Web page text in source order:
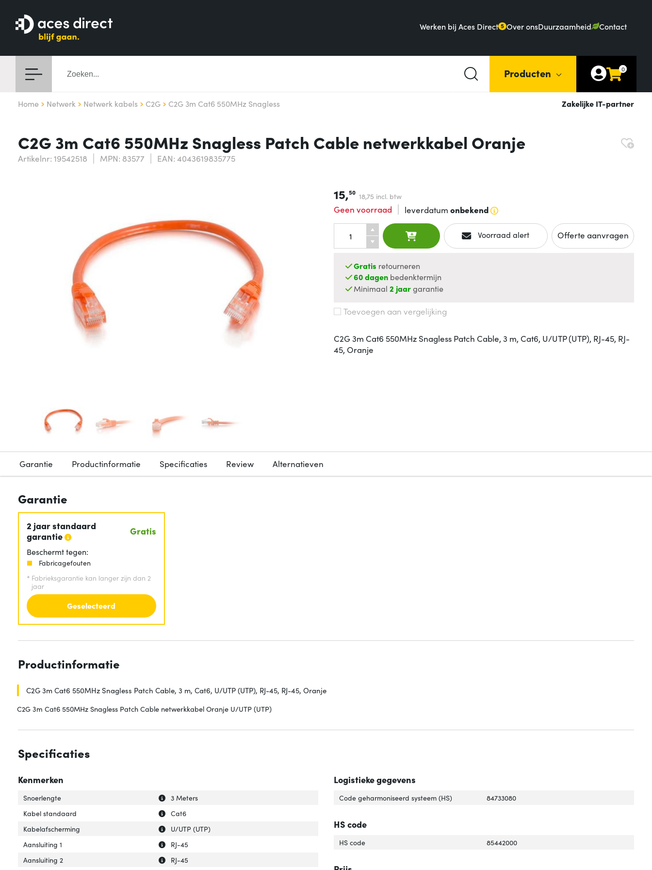
Werken bij Aces Direct 5 Over onsDuurzaamheid Contact
Producten 0
Home Netwerk Netwerk kabels C2G C2G 3m Cat6 550MHz Snagless Zakelijke IT-partner
C2G 3m Cat6 550MHz Snagless Patch Cable netwerkkabel Oranje
Artikelnr: 19542518 MPN: 83577 EAN: 4043619835775
15,50 18,75 incl. btw
Geen voorraad leverdatum onbekend
Voorraad alert Offerte aanvragen
Gratis retourneren
60 dagen bedenktermijn
Minimaal2 jaargarantie
Toevoegen aan vergelijking
C2G 3m Cat6 550MHz Snagless Patch Cable, 3 m, Cat6, U/UTP (UTP), RJ-45, RJ-
45, Oranje
Garantie Productinformatie Specificaties Review Alternatieven
Garantie
2 jaar standaard
garantie
Gratis
Beschermt tegen:
Fabricagefouten
* Fabrieksgarantie kan langer zijn dan 2
jaar
Geselecteerd
Productinformatie
C2G 3m Cat6 550MHz Snagless Patch Cable, 3 m, Cat6, U/UTP (UTP), RJ-45, RJ-45, Oranje
C2G 3m Cat6 550MHz Snagless Patch Cable netwerkkabel Oranje U/UTP (UTP)
Specificaties
Kenmerken
Uitleg over 'Snoerlengte'
Verberg uitleg over 'Snoerlengte'
Snoerlengte
3 Meters
Uitleg over 'Kabel standaard'
Verberg uitleg over 'Kabel standaard'
Kabel standaard
Cat6
Uitleg over 'Kabelafscherming'
Verberg uitleg over 'Kabelafscherming'
Kabelafscherming
U/UTP (UTP)
Uitleg over 'Aansluiting 1'
Verberg uitleg over 'Aansluiting 1'
Aansluiting 1
RJ-45
Uitleg over 'Aansluiting 2'
Verberg uitleg over 'Aansluiting 2'
Aansluiting 2
RJ-45
Logistieke gegevens
Code geharmoniseerd systeem (HS) 84733080
HS code
HS code 85442000